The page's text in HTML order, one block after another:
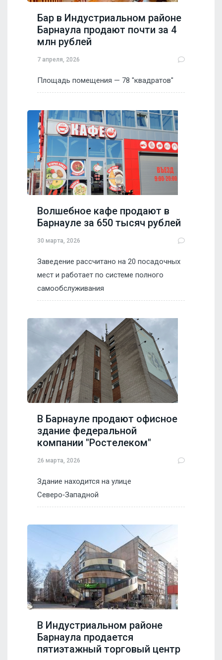
Бар в Индустриальном районе
Барнаула продают почти за 4
млн рублей
7 апреля, 2026
Площадь помещения — 78 "квадратов"
Волшебное кафе продают в
Барнауле за 650 тысяч рублей
30 марта, 2026
Заведение рассчитано на 20 посадочных
мест и работает по системе полного
самообслуживания
В Барнауле продают офисное
здание федеральной
компании "Рoстeлекoм"
26 марта, 2026
Здание находится на улице
Северо‑Западной
В Индустриальном районе
Барнаула продается
пятиэтажный торговый центр